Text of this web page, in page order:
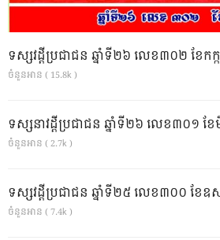
ទស្សវដ្តីប្រជាជន ឆ្នាំទី២៦ លេខ៣០២ ខែកក្
ចំនួនអាន ( 15.8k )
ទស្សនាវដ្ដីប្រជាជន ឆ្នាំទី២៦ លេខ៣០១ ខ
ចំនួនអាន ( 2.7k )
ទស្សវដ្តីប្រជាជន ឆ្នាំទី២៥ លេខ៣០០ ខែឧ
ចំនួនអាន ( 7.4k )